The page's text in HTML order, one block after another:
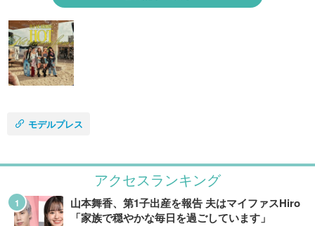
モデルプレス
アクセスランキング
山本舞香、第1子出産を報告 夫はマイファスHiro
「家族で穏やかな毎日を過ごしています」